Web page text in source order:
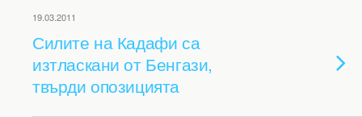
19.03.2011
Силите на Кадафи са
изтласкани от Бенгази,
твърди опозицията